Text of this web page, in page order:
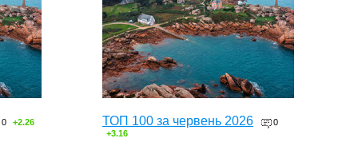
0 +2.26 ТОП 100 за червень 2026
0
+3.16